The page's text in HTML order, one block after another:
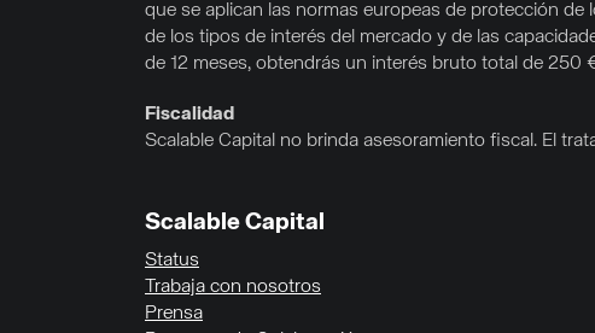
que se aplican las normas europeas de protección de
de los tipos de interés del mercado y de las
de 12 meses, obtendrás un interés bruto total de 250
Fiscalidad
Scalable Capital no brinda asesoramiento fiscal. El
Scalable Capital
Status
Trabaja con nosotros
Prensa